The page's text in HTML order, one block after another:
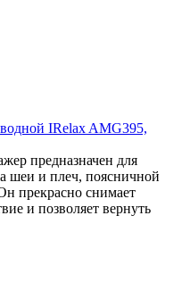
IRelax AMG395,
предназначен для
шеи и плеч, поясничной
прекрасно снимает
и позволяет вернуть